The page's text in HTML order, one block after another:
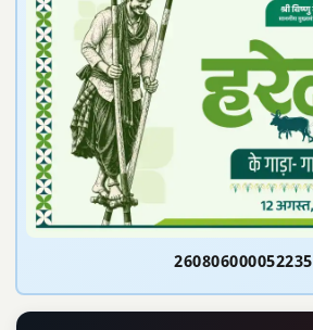
260806000052235